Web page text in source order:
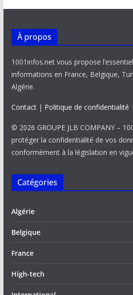
À propos
1001infos.net vous propose
informations en France, Belgique,
Algérie.
Contact| Politique de confidentialité |
© 2026 GROUPE JLB COMPANY –
protéger la confidentialité de vos
conformément à la législation en
Catégories
Algérie
Belgique
France
High-tech